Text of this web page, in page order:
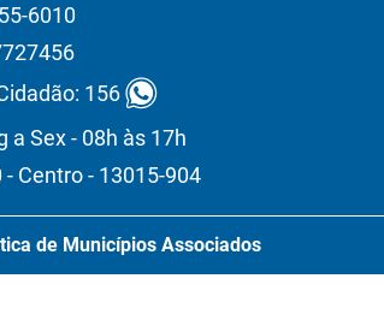
6010
156
a Sex - 08h às 17h
Centro - 13015-904
de Municípios Associados